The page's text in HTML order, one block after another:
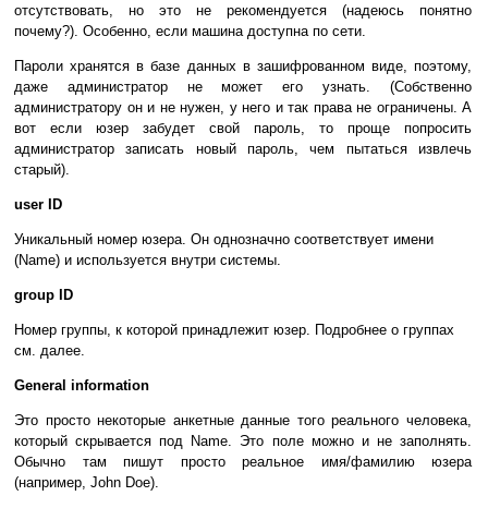
отсутствовать, но это не рекомендуется (надеюсь понятно
почему?). Особенно, если машина доступна по сети.
Пароли хранятся в базе данных в зашифрованном виде, поэтому,
даже администратор не может его узнать. (Собственно
администратору он и не нужен, у него и так права не ограничены. А
вот если юзер забудет свой пароль, то проще попросить
администратор записать новый пароль, чем пытаться извлечь
старый).
user ID
Уникальный номер юзера. Он однозначно соответствует имени
(Name) и используется внутри системы.
group ID
Номер группы, к которой принадлежит юзер. Подробнее о группах
см. далее.
General information
Это просто некоторые анкетные данные того реального человека,
который скрывается под Name. Это поле можно и не заполнять.
Обычно там пишут просто реальное имя/фамилию юзера
(например, John Doe).